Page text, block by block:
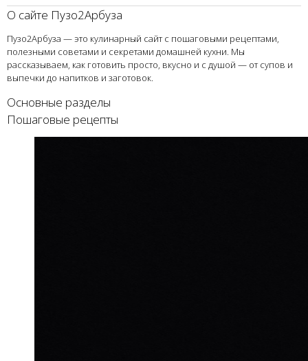
О сайте Пузо2Арбуза
Пузо2Арбуза — это кулинарный сайт с пошаговыми рецептами,
полезными советами и секретами домашней кухни. Мы
рассказываем, как готовить просто, вкусно и с душой — от супов и
выпечки до напитков и заготовок.
Основные разделы
Пошаговые рецепты